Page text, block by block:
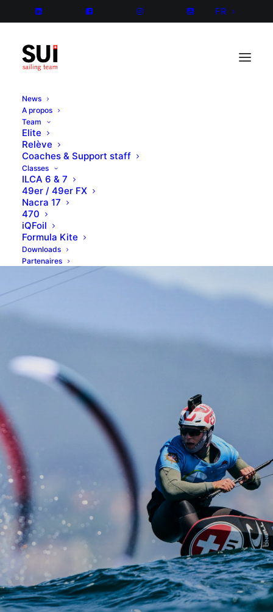
FR
News
A propos
Team
Elite
Relève
Coaches & Support staff
Classes
ILCA 6 & 7
49er / 49er FX
Nacra 17
470
iQFoil
Formula Kite
Downloads
Partenaires